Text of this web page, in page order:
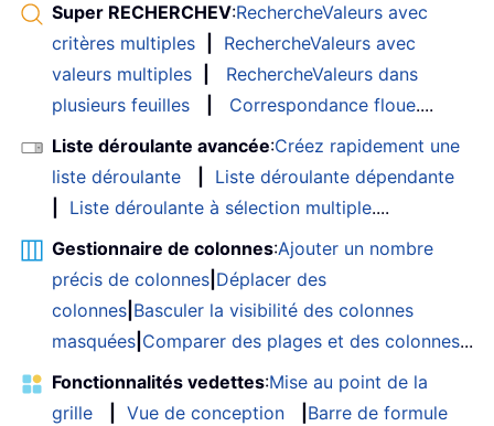
Super RECHERCHEV:RechercheValeurs avec
critères multiples
RechercheValeurs avec
valeurs multiples
RechercheValeurs dans
plusieurs feuilles
Correspondance floue....
Liste déroulante avancée:Créez rapidement une
liste déroulante
Liste déroulante dépendante
Liste déroulante à sélection multiple....
Gestionnaire de colonnes:Ajouter un nombre
précis de colonnes Déplacer des
colonnes Basculer la visibilité des colonnes
masquées Comparer des plages et des colonnes...
Fonctionnalités vedettes:Mise au point de la
grille
Vue de conception
Barre de formule